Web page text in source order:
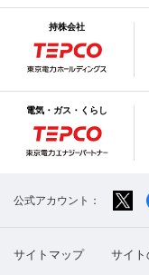
持株会社
電気・ガス・くらし
公式アカウント：
サイトマップ サイト